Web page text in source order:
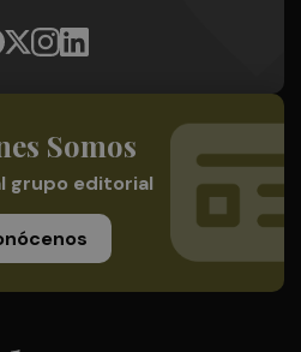
Somos
grupo editorial